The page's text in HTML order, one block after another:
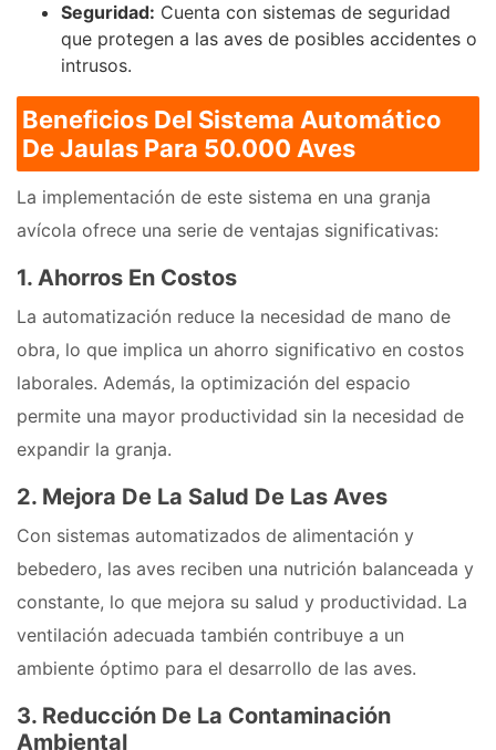
Seguridad: Cuenta con sistemas de seguridad
que protegen a las aves de posibles accidentes o
intrusos.
Beneficios Del Sistema Automático
De Jaulas Para 50.000 Aves
La implementación de este sistema en una granja
avícola ofrece una serie de ventajas significativas:
1. Ahorros En Costos
La automatización reduce la necesidad de mano de
obra, lo que implica un ahorro significativo en costos
laborales. Además, la optimización del espacio
permite una mayor productividad sin la necesidad de
expandir la granja.
2. Mejora De La Salud De Las Aves
Con sistemas automatizados de alimentación y
bebedero, las aves reciben una nutrición balanceada y
constante, lo que mejora su salud y productividad. La
ventilación adecuada también contribuye a un
ambiente óptimo para el desarrollo de las aves.
3. Reducción De La Contaminación
Ambiental